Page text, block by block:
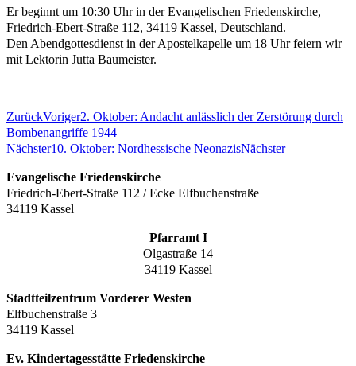
Er beginnt um 10:30 Uhr in derEvangelischen Friedenskirche,
Friedrich-Ebert-Straße 112, 34119 Kassel, Deutschland.
Den Abendgottesdienst in der Apostelkapelle um 18 Uhr feiern wir
mit Lektorin Jutta Baumeister.
ZurückVoriger2. Oktober: Andacht anlässlich der Zerstörung durch
Bombenangriffe 1944
Nächster10. Oktober: Nordhessische NeonazisNächster
Evangelische Friedenskirche
Friedrich-Ebert-Straße 112 / Ecke Elfbuchenstraße
34119 Kassel
Pfarramt I
Olgastraße 14
34119 Kassel
Stadtteilzentrum Vorderer Westen
Elfbuchenstraße 3
34119 Kassel
Ev. Kindertagesstätte Friedenskirche